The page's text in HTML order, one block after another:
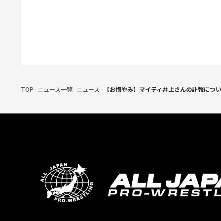
TOP ニュース一覧 ニュース 【お悔やみ】マイティ井上さんの訃報につ